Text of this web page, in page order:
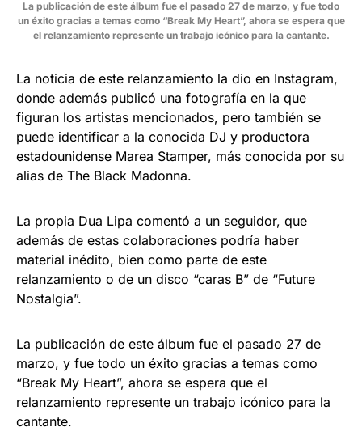
La publicación de este álbum fue el pasado 27 de marzo, y fue todo
un éxito gracias a temas como “Break My Heart”, ahora se espera que
el relanzamiento represente un trabajo icónico para la cantante.
La noticia de este relanzamiento la dio en Instagram,
donde además publicó una fotografía en la que
figuran los artistas mencionados, pero también se
puede identificar a la conocida DJ y productora
estadounidense Marea Stamper, más conocida por su
alias de The Black Madonna.
La propia Dua Lipa comentó a un seguidor, que
además de estas colaboraciones podría haber
material inédito, bien como parte de este
relanzamiento o de un disco “caras B” de “Future
Nostalgia”.
La publicación de este álbum fue el pasado 27 de
marzo, y fue todo un éxito gracias a temas como
“Break My Heart”, ahora se espera que el
relanzamiento represente un trabajo icónico para la
cantante.